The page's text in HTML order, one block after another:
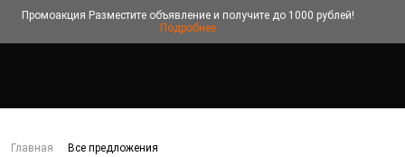
Промоакция Разместите объявление и получите до 1000 рублей!
Подробнее
Главная Все предложения